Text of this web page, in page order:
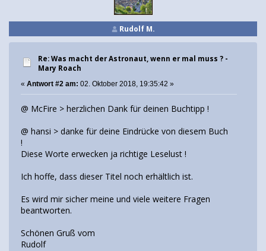
Rudolf M.
Re: Was macht der Astronaut, wenn er mal muss ? -
Mary Roach
« Antwort #2 am: 02. Oktober 2018, 19:35:42 »
@ McFire > herzlichen Dank für deinen Buchtipp !
@ hansi > danke für deine Eindrücke von diesem Buch
!
Diese Worte erwecken ja richtige Leselust !
Ich hoffe, dass dieser Titel noch erhältlich ist.
Es wird mir sicher meine und viele weitere Fragen
beantworten.
Schönen Gruß vom
Rudolf